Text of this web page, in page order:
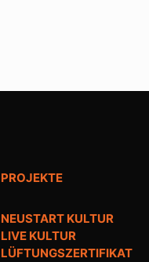
PROJEKTE
NEUSTART KULTUR
LIVE KULTUR
LÜFTUNGSZERTIFIKAT